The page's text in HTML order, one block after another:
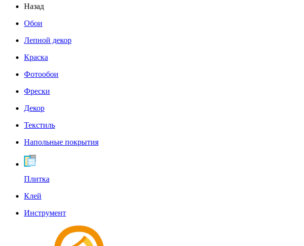
Назад
Обои
Лепной декор
Краска
Фотообои
Фрески
Декор
Текстиль
Напольные покрытия
Плитка
Клей
Инструмент